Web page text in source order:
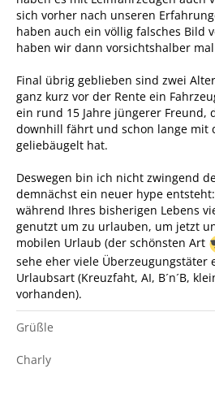
sich vorher nach unseren
haben auch ein völlig falsches Bild
haben wir dann vorsichtshalber
Final übrig geblieben sind zwei
ganz kurz vor der Rente ein
ein rund 15 Jahre jüngerer Freund,
downhill fährt und schon lange mit
geliebäugelt hat.
Deswegen bin ich nicht zwingend
demnächst ein neuer hype
während Ihres bisherigen Lebens
genutzt um zu urlauben, um jetzt
mobilen Urlaub (der schönsten Art
sehe eher viele Überzeugungstäter
Urlaubsart (Kreuzfaht, AI, B´n´B,
vorhanden).
Grüßle
Charly